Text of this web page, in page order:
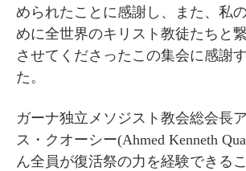
められたことに感謝し、また、私
めに全世界のキリスト教徒たちと
させてくださったこの集会に感謝
た。
ガーナ独立メソジスト教会総会長
ス・クオーシー(Ahmed Kenneth
ん全員が復活祭の力を経験できる